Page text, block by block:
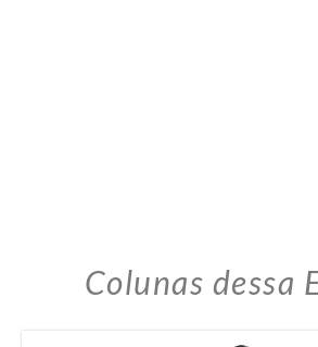
Colunas dessa